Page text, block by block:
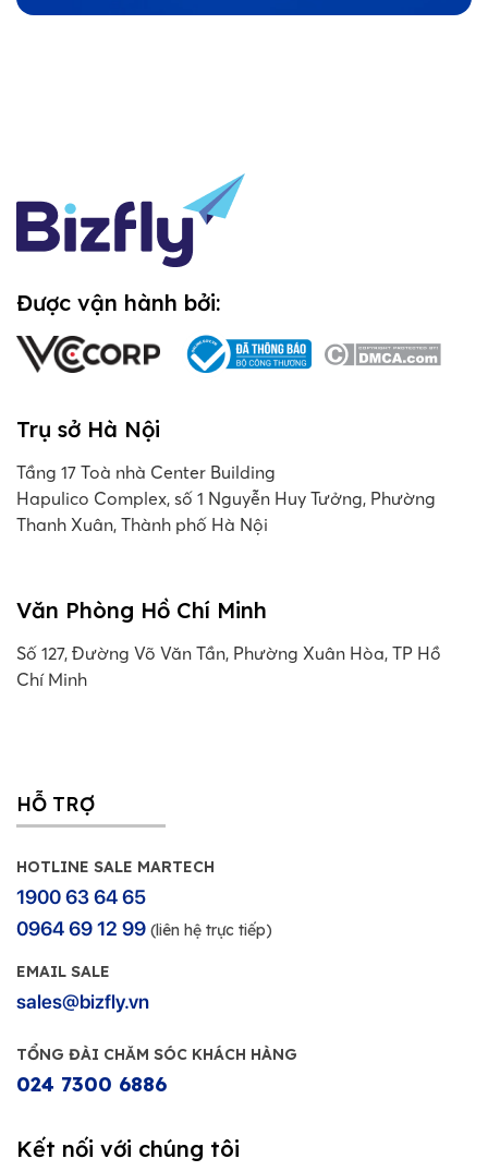
Được vận hành bởi:
Trụ sở Hà Nội
Tầng 17 Toà nhà Center Building
Hapulico Complex, số 1 Nguyễn Huy Tưởng, Phường
Thanh Xuân, Thành phố Hà Nội
Văn Phòng Hồ Chí Minh
Số 127, Đường Võ Văn Tần, Phường Xuân Hòa, TP Hồ
Chí Minh
HỖ TRỢ
HOTLINE SALE MARTECH
1900 63 64 65
0964 69 12 99 (liên hệ trực tiếp)
EMAIL SALE
sales@bizfly.vn
TỔNG ĐÀI CHĂM SÓC KHÁCH HÀNG
024 7300 6886
Kết nối với chúng tôi